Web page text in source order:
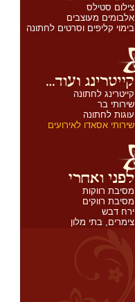
צילום סטילס
אלבומים מעוצבים
בימוי קליפים וסרטים לחתונה
קייטרינג לחתונה
שירותי בר
עוגות לחתונה
שירותי אסאדו לאירועים
מסיבת רווקות
מסיבת רווקים
ירח דבש
צימרים, בתי מלון